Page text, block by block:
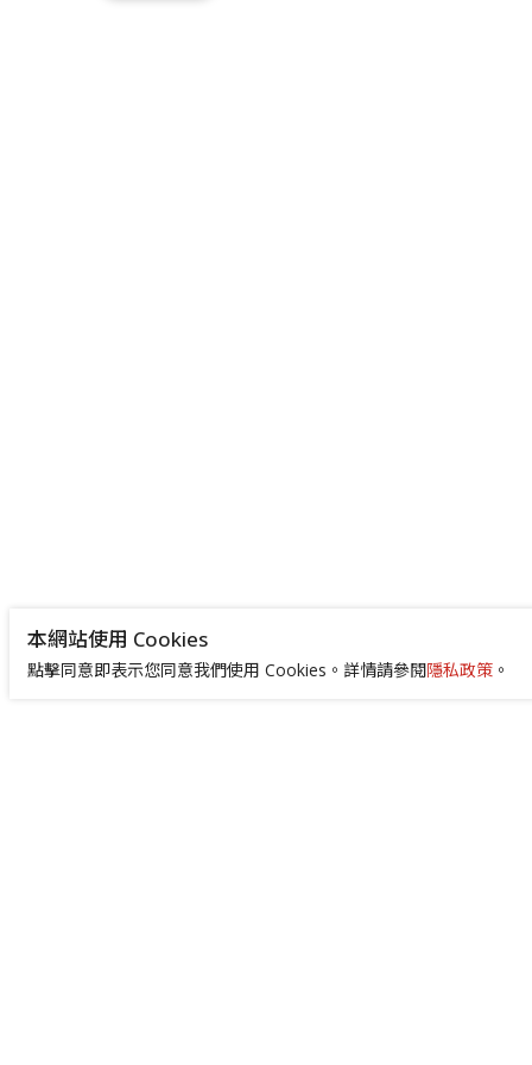
本網站使用 Cookies
點擊同意即表示您同意我們使用 Cookies。詳情請參閱隱私政策。